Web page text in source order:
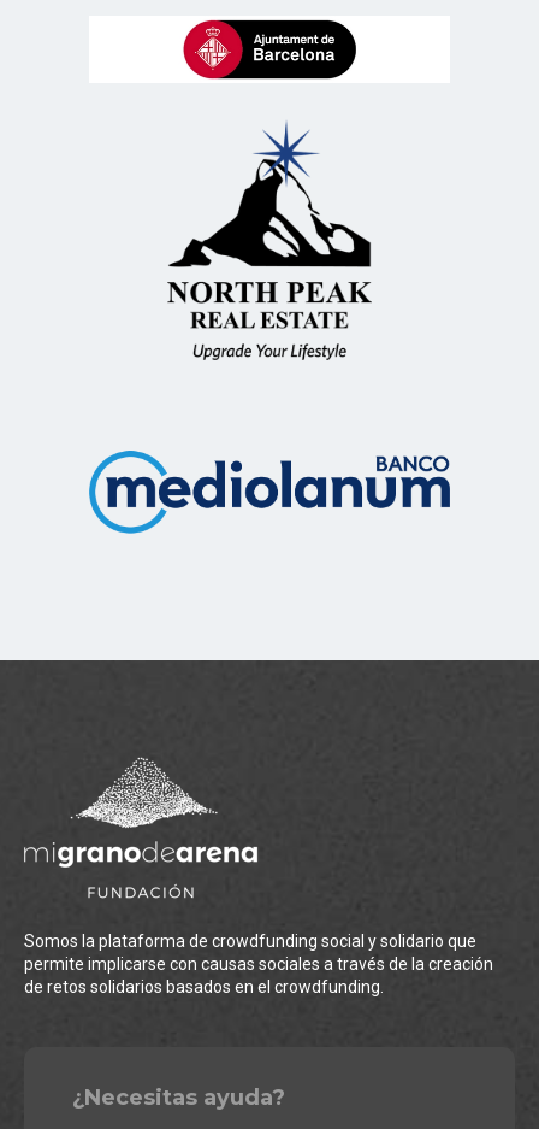
Somos la plataforma de crowdfunding social y solidario que
permite implicarse con causas sociales a través de la creación
de retos solidarios basados en el crowdfunding.
¿Necesitas ayuda?